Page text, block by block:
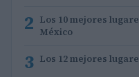
2 Los 10 mejores
México
3 Los 12 mejores